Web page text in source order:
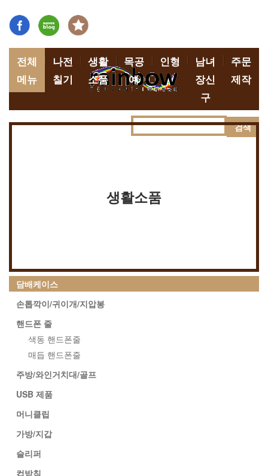
검색
전체
메뉴
나전
칠기
생활
소품
목공
예
인형
남녀
장신
구
주문
제작
생활소품
담배케이스
손톱깍이/귀이개/지압봉
핸드폰 줄
색동 핸드폰줄
매듭 핸드폰줄
주방/와인거치대/골프
USB 제품
머니클립
가방/지갑
슬리퍼
컵받침